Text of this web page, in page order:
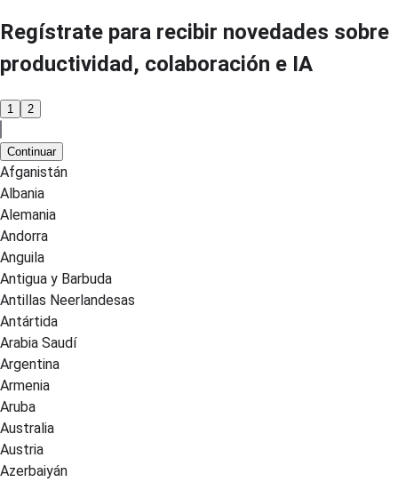
Regístrate para recibir novedades sobre
productividad, colaboración e IA
1 2
Continuar
Afganistán
Albania
Alemania
Andorra
Anguila
Antigua y Barbuda
Antillas Neerlandesas
Antártida
Arabia Saudí
Argentina
Armenia
Aruba
Australia
Austria
Azerbaiyán